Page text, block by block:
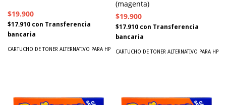
$19.900
$17.910 con Transferencia
bancaria
CARTUCHO DE TONER ALTERNATIVO PARA HP
(magenta)
$19.900
$17.910 con Transferencia
bancaria
CARTUCHO DE TONER ALTERNATIVO PARA HP